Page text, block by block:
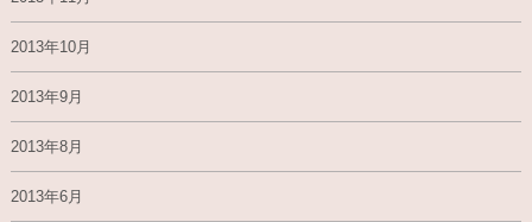
2013年10月
2013年9月
2013年8月
2013年6月